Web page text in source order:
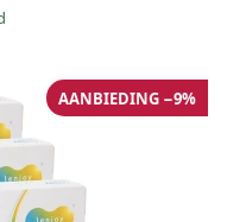
AANBIEDING −9%